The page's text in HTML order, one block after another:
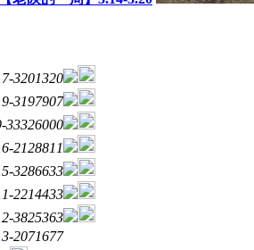
3201320
3197907
33326000
2128811
3286633
2214433
3825363
2071677